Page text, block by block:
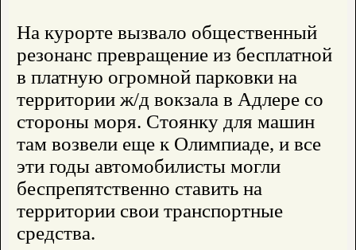
На курорте вызвало общественный
резонанс превращение из бесплатной
в платную огромной парковки на
территории ж/д вокзала в Адлере со
стороны моря. Стоянку для машин
там возвели еще к Олимпиаде, и все
эти годы автомобилисты могли
беспрепятственно ставить на
территории свои транспортные
средства.